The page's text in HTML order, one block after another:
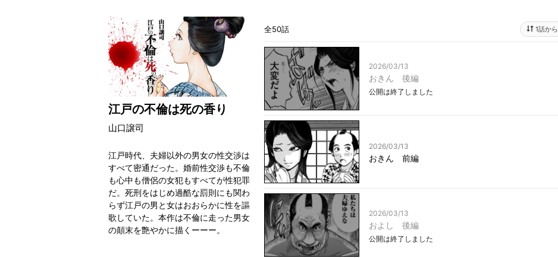
江戸の不倫は死の香り
山口譲司
江戸時代、夫婦以外の男女の性交渉は
すべて密通だった。婚前性交渉も不倫
も心中も僧侶の女犯もすべてが性犯罪
だ。死刑をはじめ過酷な罰則にも関わ
らず江戸の男と女はおおらかに性を謳
歌していた。本作は不倫に走った男女
の顛末を艶やかに描くーーー。
全50話 1話から
2026/03/13
おきん 後編
公開は終了しました
2026/03/13
おきん 前編
2026/03/13
およし 後編
公開は終了しました